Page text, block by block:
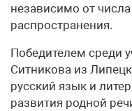
независимо от
распространения.
Победителем среди
Ситникова из
русский язык и
развития родной